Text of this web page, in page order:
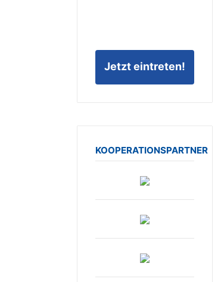
Jetzt eintreten!
KOOPERATIONSPARTNER